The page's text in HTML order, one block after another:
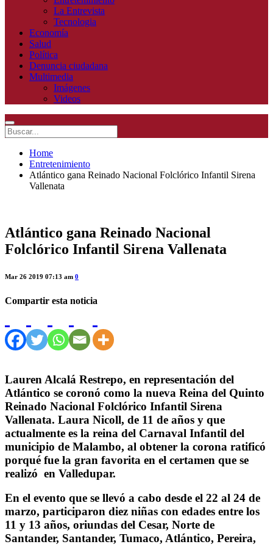
La Entrevista
Tecnologia
Economía
Salud
Política
Denuncia ciudadana
Multimedia
Imágenes
Videos
Home
Entretenimiento
Atlántico gana Reinado Nacional Folclórico Infantil Sirena
Vallenata
Atlántico gana Reinado Nacional
Folclórico Infantil Sirena Vallenata
Mar 26 2019 07:13 am 0
Compartir esta noticia
Lauren Alcalá Restrepo, en representación del
Atlántico se coronó como la nueva Reina del Quinto
Reinado Nacional Folclórico Infantil Sirena
Vallenata. Laura Nicoll, de 11 de años y que
actualmente es la reina del Carnaval Infantil del
municipio de Malambo, al obtener la corona ratificó
porqué fue la gran favorita en el certamen que se
realizó en Valledupar.
En el evento que se llevó a cabo desde el 22 al 24 de
marzo, participaron diez niñas con edades entre los
11 y 13 años, oriundas del Cesar, Norte de
Santander, Santander, Tumaco, Atlántico, Pereira,